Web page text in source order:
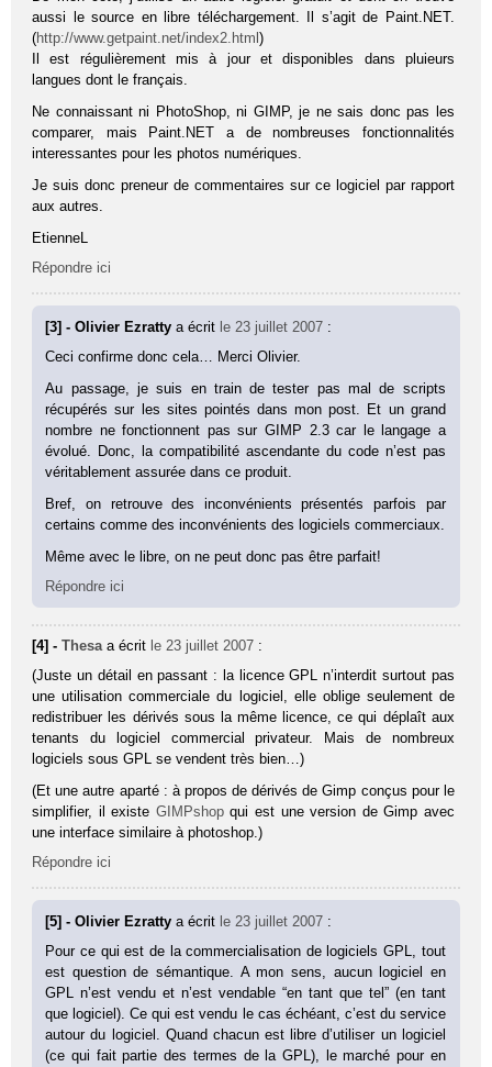
aussi le source en libre téléchargement. Il s’agit de Paint.NET.
(http://www.getpaint.net/index2.html)
Il est régulièrement mis à jour et disponibles dans pluieurs
langues dont le français.
Ne connaissant ni PhotoShop, ni GIMP, je ne sais donc pas les
comparer, mais Paint.NET a de nombreuses fonctionnalités
interessantes pour les photos numériques.
Je suis donc preneur de commentaires sur ce logiciel par rapport
aux autres.
EtienneL
Répondre ici
[3] - Olivier Ezrattya écrit le 23 juillet 2007 :
Ceci confirme donc cela… Merci Olivier.
Au passage, je suis en train de tester pas mal de scripts
récupérés sur les sites pointés dans mon post. Et un grand
nombre ne fonctionnent pas sur GIMP 2.3 car le langage a
évolué. Donc, la compatibilité ascendante du code n’est pas
véritablement assurée dans ce produit.
Bref, on retrouve des inconvénients présentés parfois par
certains comme des inconvénients des logiciels commerciaux.
Même avec le libre, on ne peut donc pas être parfait!
Répondre ici
[4] -Thesa a écrit le 23 juillet 2007 :
(Juste un détail en passant : la licence GPL n’interdit surtout pas
une utilisation commerciale du logiciel, elle oblige seulement de
redistribuer les dérivés sous la même licence, ce qui déplaît aux
tenants du logiciel commercial privateur. Mais de nombreux
logiciels sous GPL se vendent très bien…)
(Et une autre aparté : à propos de dérivés de Gimp conçus pour le
simplifier, il existe GIMPshopqui est une version de Gimp avec
une interface similaire à photoshop.)
Répondre ici
[5] - Olivier Ezrattya écrit le 23 juillet 2007 :
Pour ce qui est de la commercialisation de logiciels GPL, tout
est question de sémantique. A mon sens, aucun logiciel en
GPL n’est vendu et n’est vendable “en tant que tel” (en tant
que logiciel). Ce qui est vendu le cas échéant, c’est du service
autour du logiciel. Quand chacun est libre d’utiliser un logiciel
(ce qui fait partie des termes de la GPL), le marché pour en